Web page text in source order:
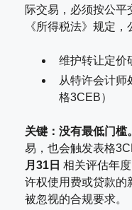
际交易，必须按公平
《所得税法》规定，
维护转让定价
从特许会计师
格3CEB）
关键：没有最低门槛。
易，也会触发表格
月31日 相关评估年
许权使用费或贷款的
被忽视的合规要求。